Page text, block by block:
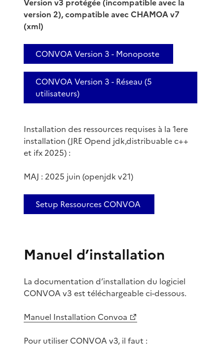
version 2), compatible avec CHAMOA v7
(xml)
CONVOA Version 3 - Monoposte
CONVOA Version 3 - Réseau (5
utilisateurs)
Installation des ressources requises à la 1ere
installation (JRE Opend jdk,distribuable c++
et ifx 2025) :
MAJ : 2025 juin (openjdk v21)
Setup Ressources CONVOA
Manuel d’installation
La documentation d’installation du logiciel
CONVOA v3 est téléchargeable ci-dessous.
Manuel Installation Convoa
Pour utiliser CONVOA v3, il faut :